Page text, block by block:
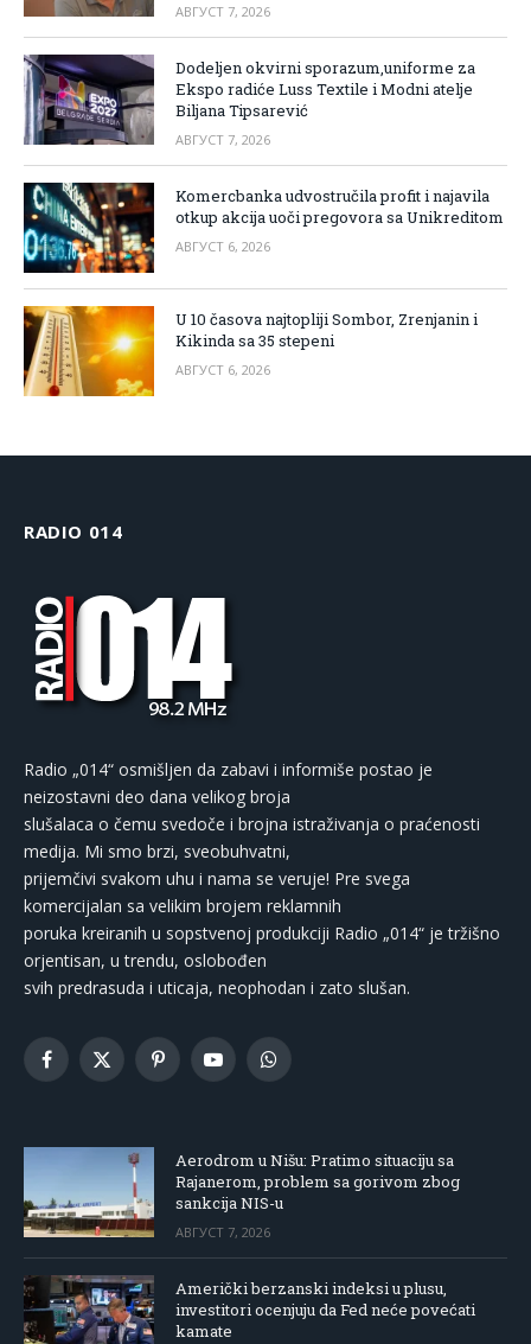
АВГУСТ 7, 2026
Dodeljen okvirni sporazum,uniforme za
Ekspo radiće Luss Textile i Modni atelje
Biljana Tipsarević
АВГУСТ 7, 2026
Komercbanka udvostručila profit i najavila
otkup akcija uoči pregovora sa Unikreditom
АВГУСТ 6, 2026
U 10 časova najtopliji Sombor, Zrenjanin i
Kikinda sa 35 stepeni
АВГУСТ 6, 2026
RADIO 014
Radio „014“ osmišljen da zabavi i informiše postao je
neizostavni deo dana velikog broja
slušalaca o čemu svedoče i brojna istraživanja o praćenosti
medija. Mi smo brzi, sveobuhvatni,
prijemčivi svakom uhu i nama se veruje! Pre svega
komercijalan sa velikim brojem reklamnih
poruka kreiranih u sopstvenoj produkciji Radio „014“ je tržišno
orjentisan, u trendu, oslobođen
svih predrasuda i uticaja, neophodan i zato slušan.
Facebook
X
PinterestYouTubeWhatsApp
Aerodrom u Nišu: Pratimo situaciju sa
Rajanerom, problem sa gorivom zbog
sankcija NIS-u
АВГУСТ 7, 2026
Američki berzanski indeksi u plusu,
investitori ocenjuju da Fed neće povećati
kamate